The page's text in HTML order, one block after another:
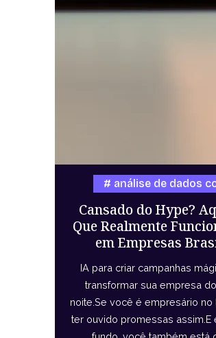
Cansado do Hype?
Que Realmente
em Empresas
análise de dados
IA para criar campanhas
transformar sua empresa
noite.Se você é empresário no
ter ouvido promessas assim.E